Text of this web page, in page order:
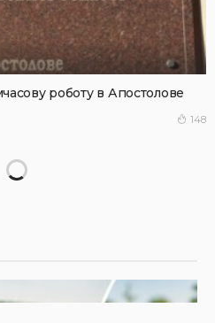
роботу в Апостолове
148